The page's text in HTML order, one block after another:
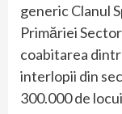
generic Clanul
Primăriei
coabitarea
interlopii din
300.000 de